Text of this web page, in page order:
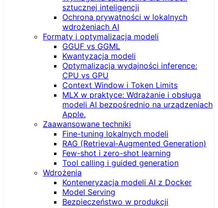
sztucznej inteligencji
Ochrona prywatności w lokalnych
wdrożeniach AI
Formaty i optymalizacja modeli
GGUF vs GGML
Kwantyzacja modeli
Optymalizacja wydajności inference:
CPU vs GPU
Context Window i Token Limits
MLX w praktyce: Wdrażanie i obsługa
modeli AI bezpośrednio na urządzeniach
Apple.
Zaawansowane techniki
Fine-tuning lokalnych modeli
RAG (Retrieval‑Augmented Generation)
Few-shot i zero-shot learning
Tool calling i guided generation
Wdrożenia
Konteneryzacja modeli AI z Docker
Model Serving
Bezpieczeństwo w produkcji